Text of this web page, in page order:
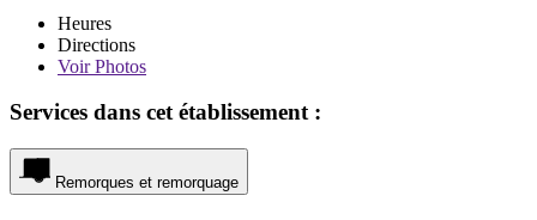
Heures
Directions
VoirPhotos
Services dans cet établissement :
Remorques et remorquage